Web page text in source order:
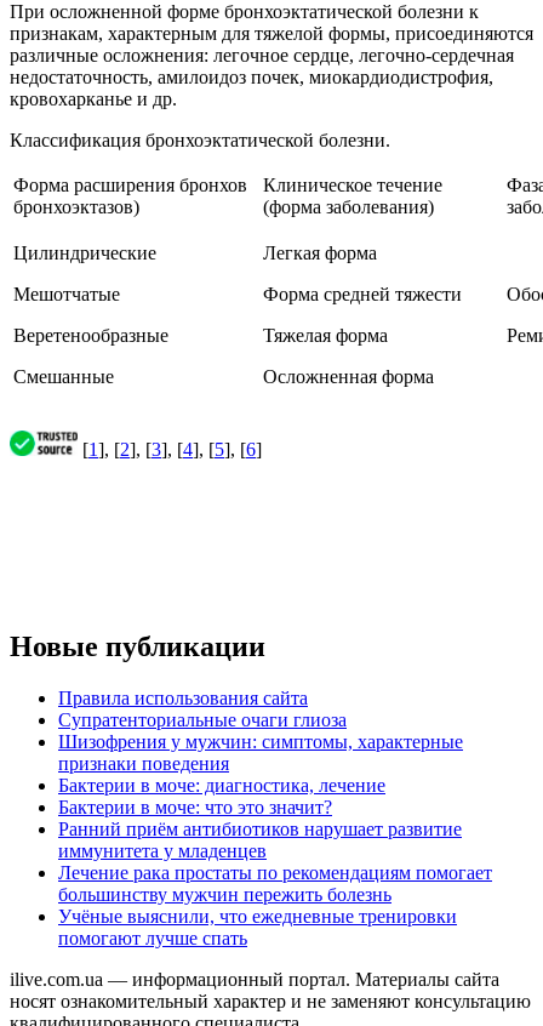
При осложненной форме бронхоэктатической болезни к
признакам, характерным для тяжелой формы, присоединяются
различные осложнения: легочное сердце, легочно-сердечная
недостаточность, амилоидоз почек, миокардиодистрофия,
кровохарканье и др.
Классификация бронхоэктатической болезни.
Форма расширения бронхов
бронхоэктазов)
Клиническое течение
(форма заболевания)
Цилиндрические
Мешотчатые
Веретенообразные
Смешанные
Легкая форма
Форма средней тяжести
Тяжелая форма
Осложненная форма
[1], [2], [3], [4], [5], [6]
Новые публикации
Правила использования сайта
Супратенториальные очаги глиоза
Шизофрения у мужчин: симптомы, характерные
признаки поведения
Бактерии в моче: диагностика, лечение
Бактерии в моче: что это значит?
Ранний приём антибиотиков нарушает развитие
иммунитета у младенцев
Лечение рака простаты по рекомендациям помогает
большинству мужчин пережить болезнь
Учёные выяснили, что ежедневные тренировки
помогают лучше спать
ilive.com.ua — информационный портал. Материалы сайта
носят ознакомительный характер и не заменяют консультацию